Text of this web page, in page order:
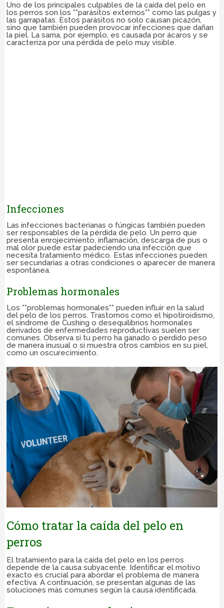
Uno de los principales culpables de la caída del pelo en
los perros son los **parásitos externos** como las pulgas y
las garrapatas. Estos parásitos no solo causan picazón,
sino que también pueden provocar infecciones que dañan
la piel. La sarna, por ejemplo, es causada por ácaros y se
caracteriza por una pérdida de pelo muy visible.
Infecciones
Las infecciones bacterianas o fúngicas también pueden
ser responsables de la pérdida de pelo. Un perro que
presenta enrojecimiento, inflamación, descarga de pus o
mal olor puede estar padeciendo una infección que
necesita tratamiento médico. Estas infecciones pueden
ser secundarias a otras condiciones o aparecer de manera
espontánea.
Problemas hormonales
Los **problemas hormonales** pueden influir en la salud
del pelo de los perros. Trastornos como el hipotiroidismo,
el síndrome de Cushing o desequilibrios hormonales
derivados de enfermedades reproductivas suelen ser
comunes. Observa si tu perro ha ganado o perdido peso
de manera inusual o si muestra otros cambios en su piel,
como un oscurecimiento.
Cómo tratar la caída del pelo en
perros
El tratamiento para la caída del pelo en los perros
depende de la causa subyacente. Identificar el motivo
exacto es crucial para abordar el problema de manera
efectiva. A continuación, se presentan algunas de las
soluciones más comunes según la causa identificada.